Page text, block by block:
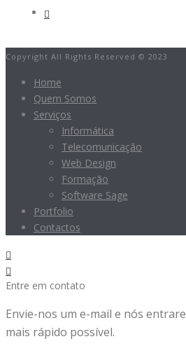
Copyright All Rights Reserved © 2023
Home
Quem Somos
Serviços
Informática
Telecomunicação
Web Design
Formação
Software Sage
Portfolio
Contactos
Entre em contato
Envie-nos um e-mail e nós
mais rápido possível.